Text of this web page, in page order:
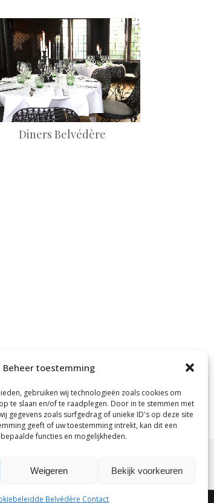
Beheer toestemming
gebruiken wij technologieën zoals cookies om
te slaan en/of te raadplegen. Door in te stemmen met
gegevens zoals surfgedrag of unieke ID's op deze site
geeft of uw toestemming intrekt, kan dit een
functies en mogelijkheden.
Weigeren Bekijk voorkeuren
de Belvédère Contact
+
Diners Belvédère